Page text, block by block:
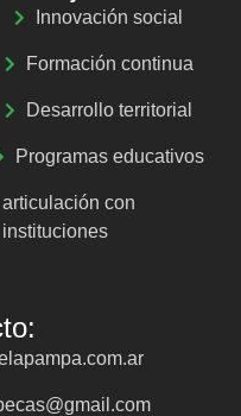
Innovación social
Formación continua
Desarrollo territorial
Programas educativos
articulación con
instituciones